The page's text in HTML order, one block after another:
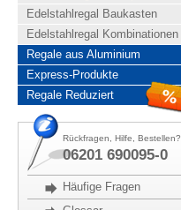
Edelstahlregal Baukasten
Edelstahlregal Kombinationen
Regale aus Aluminium
Express-Produkte
Regale Reduziert
Rückfragen, Hilfe, Bestellen?
06201 690095-0
Häufige Fragen